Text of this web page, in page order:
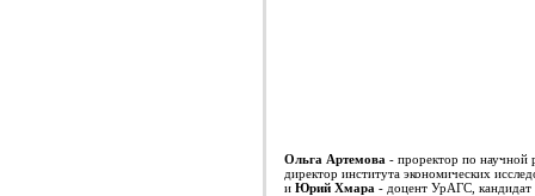
Ольга Артемова - проректор по
директор института экономических
и Юрий Хмара - доцент УрАГС, кандидат